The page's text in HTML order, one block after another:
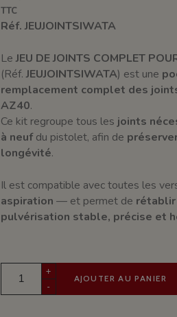
TTC
Réf. JEUJOINTSIWATA
Le JEU DE JOINTS COMPLET
(Réf. JEUJOINTSIWATA) est une
remplacement complet des
AZ40.
Ce kit regroupe tous les joints
à neufdu pistolet, afin de
longévité.
Il est compatible avec toutes les
aspiration — et permet de
pulvérisation stable, précise et
+
-
AJOUTER AU PANIER